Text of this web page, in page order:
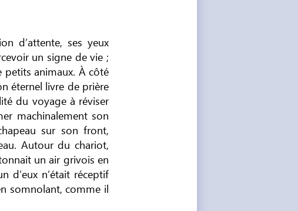
d’attente, ses yeux
un signe de vie ;
petits animaux. À côté
éternel livre de prière
du voyage à réviser
machinalement son
sur son front,
Autour du chariot,
un air grivois en
d’eux n’était réceptif
somnolant, comme il